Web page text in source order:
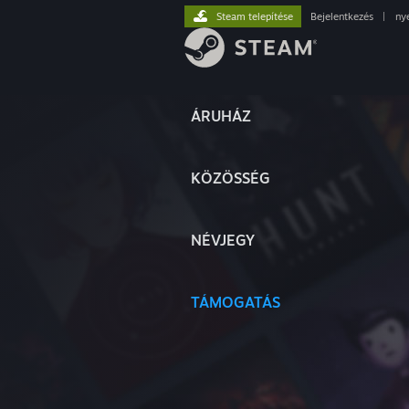
ÁRUHÁZ
KÖZÖSSÉG
NÉVJEGY
TÁMOGATÁS
Steam telepítése Bejelentkezés